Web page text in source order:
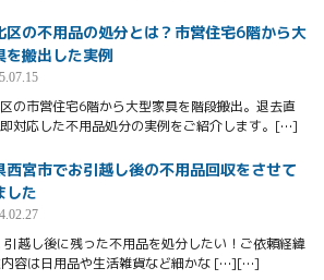
区の不用品の処分とは？市営住宅6階から大
を搬出した実例
の市営住宅6階から大型家具を階段搬出。退去直
対応した不用品処分の実例をご紹介します。[…]
西宮市でお引越し後の不用品回収をさせて
した
引越し後に残った不用品を処分したい！ご依頼経緯
容は日用品や生活雑貨など細かな […][…]